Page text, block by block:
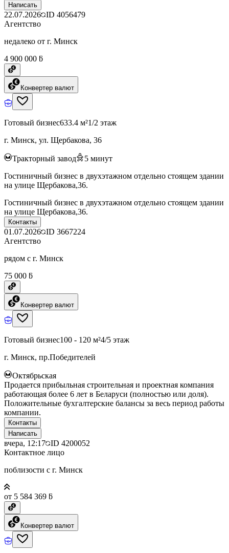
Написать
22.07.2026 ID 4056479
Агентство
недалеко от г. Минск
4 900 000 ƃ
Конвертер валют
Готовый бизнес633.4 м²1/2 этаж
г. Минск, ул. Щербакова, 36
Тракторный завод 5 минут
Гостиничный бизнес в двухэтажном отдельно стоящем здании
на улице Щербакова,36.
Гостиничный бизнес в двухэтажном отдельно стоящем здании
на улице Щербакова,36.
Контакты
01.07.2026 ID 3667224
Агентство
рядом с г. Минск
75 000 ƃ
Конвертер валют
Готовый бизнес100 - 120 м²4/5 этаж
г. Минск, пр.Победителей
Октябрьская
Продается прибыльная строительная и проектная компания
работающая более 6 лет в Беларуси (полностью или доля).
Положительные бухгалтерские балансы за весь период работы
компании.
Контакты
Написать
вчера, 12:17 ID 4200052
Контактное лицо
поблизости с г. Минск
от 5 584 369 ƃ
Конвертер валют